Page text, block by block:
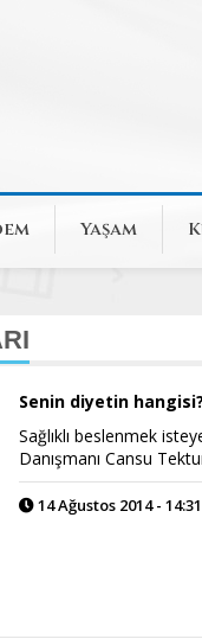
Yaşam
Senin diyetin hangisi?
Sağlıklı beslenmek
Danışmanı Cansu
14 Ağustos 2014 - 14:31